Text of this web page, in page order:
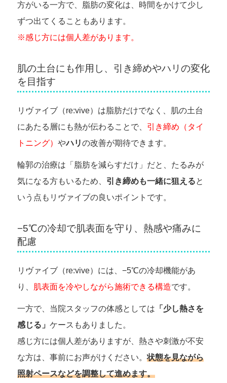
方がいる一方で、脂肪の変化は、時間をかけて少し
ずつ出てくることもあります。
※感じ方には個人差があります。
肌の土台にも作用し、引き締めやハリの変化
を目指す
リヴァイブ（re:vive）は脂肪だけでなく、肌の土台
にあたる層にも熱が伝わることで、 引き締め（タイ
トニング） やハリの改善が期待できます。
輪郭の治療は「脂肪を減らすだけ」だと、たるみが
気になる方もいるため、 引き締めも一緒に狙えると
いう点もリヴァイブの良いポイントです。
−5℃の冷却で肌表面を守り、熱感や痛みに
配慮
リヴァイブ（re:vive）には、−5℃の冷却機能があ
り、 肌表面を冷やしながら施術できる構造です。
一方で、当院スタッフの体感としては 「少し熱さを
感じる」 ケースもありました。
感じ方には個人差がありますが、熱さや刺激が不安
な方は、事前にお声がけください。状態を見ながら
照射ペースなどを調整して進めます。